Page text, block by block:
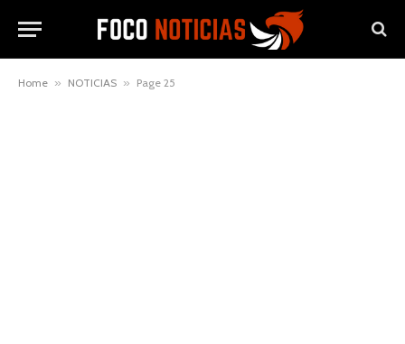
Home » NOTICIAS » Page 25